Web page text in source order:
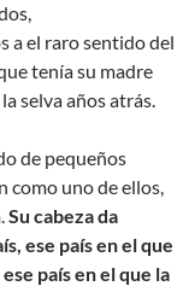
a el raro sentido del
tenía su madre
selva años atrás.
de pequeños
como uno de ellos,
Su cabeza da
ese país en el que
país en el que la